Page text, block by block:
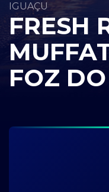
IGUAÇU
FRESH
FOZ